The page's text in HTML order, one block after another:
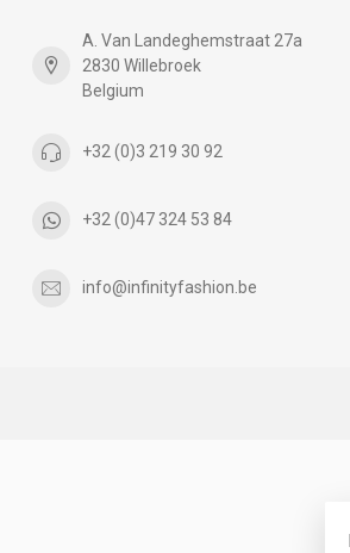
A. Van Landeghemstraat 27a
2830 Willebroek
Belgium
+32 (0)3 219 30 92
+32 (0)47 324 53 84
info@infinityfashion.be